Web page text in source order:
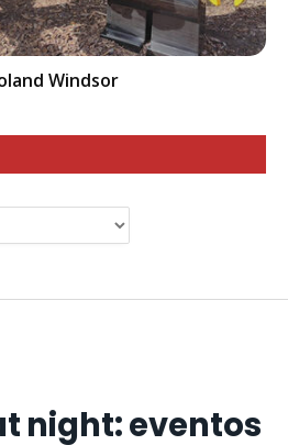
Windsor
night: eventos